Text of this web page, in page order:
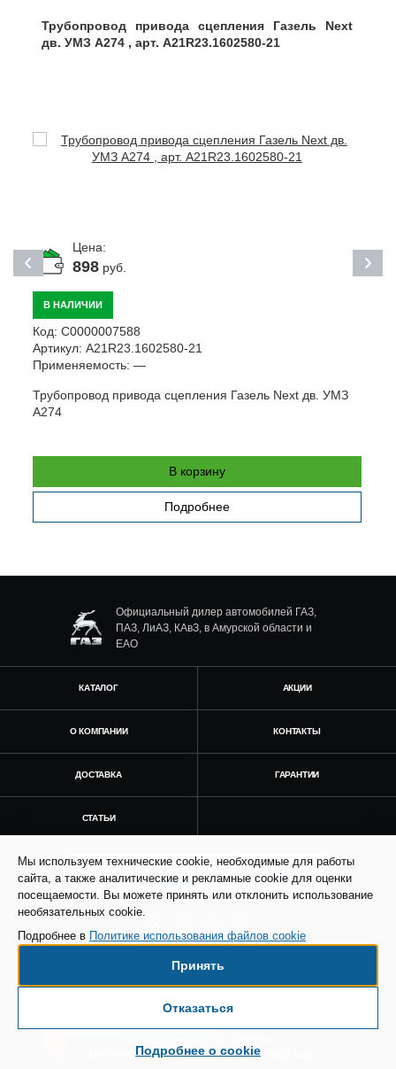
Трубопровод привода сцепления Газель Next
дв. УМЗ А274 , арт. A21R23.1602580-21
Цена:
898руб.
В НАЛИЧИИ
Код: С0000007588
Артикул: A21R23.1602580-21
Применяемость: —
Трубопровод привода сцепления Газель Next дв. УМЗ
А274
В корзину
Подробнее
Официальный дилер автомобилей ГАЗ,
ПАЗ, ЛиАЗ, КАвЗ, в Амурской области и
ЕАО
КАТАЛОГ АКЦИИ
О КОМПАНИИ КОНТАКТЫ
ДОСТАВКА ГАРАНТИИ
СТАТЬИ
Получить консультацию
© Все права защищены. Информация сайта
Маркетинговая поддержка - AdCreat Digital Lab
Мы используем технические cookie, необходимые для работы
сайта, а также аналитические и рекламные cookie для оценки
посещаемости. Вы можете принять или отклонить использование
необязательных cookie.
Подробнее в Политике использования файлов cookie
Принять
Отказаться
Подробнее о cookie